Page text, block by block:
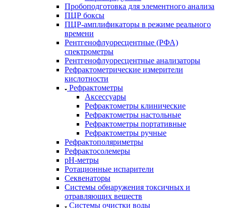
Пробоподготовка для элементного анализа
ПЦР боксы
ПЦР-амплификаторы в режиме реального
времени
Рентгенофлуоресцентные (РФА)
спектрометры
Рентгенофлуоресцентные анализаторы
Рефрактометрические измерители
кислотности
Рефрактометры
Аксессуары
Рефрактометры клинические
Рефрактометры настольные
Рефрактометры портативные
Рефрактометры ручные
Рефрактополяриметры
Рефрактосолемеры
рН-метры
Ротационные испарители
Секвенаторы
Системы обнаружения токсичных и
отравляющих веществ
Системы очистки воды